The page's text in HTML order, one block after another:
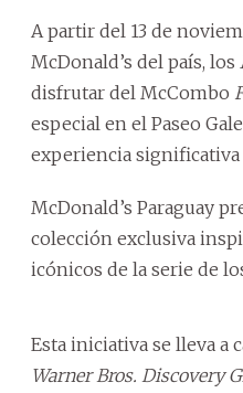
A partir del 13 de
McDonald’s del país, los
disfrutar del McCombo
especial en el Paseo
experiencia significativa
McDonald’s Paraguay
colección exclusiva
icónicos de la serie de
Esta iniciativa se lleva a
Warner Bros. Discovery